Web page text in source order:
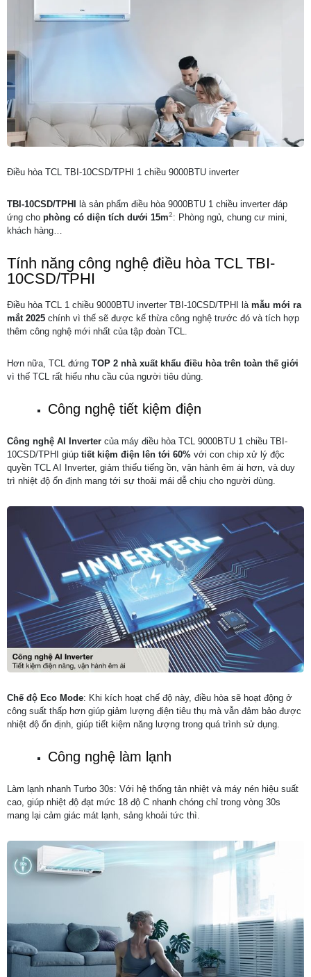
Điều hòa TCL TBI-10CSD/TPHI 1 chiều 9000BTU inverter
TBI-10CSD/TPHI
là sản phẩm điều hòa 9000BTU 1 chiều inverter đáp
ứng cho phòng có diện tích dưới 15m2: Phòng ngủ, chung cư mini,
khách hàng…
Tính năng công nghệ điều hòa TCL TBI-
10CSD/TPHI
Điều hòa TCL 1 chiều 9000BTU inverter TBI-10CSD/TPHI là mẫu mới ra
mắt 2025 chính vì thế sẽ được kế thừa công nghệ trước đó và tích hợp
thêm công nghệ mới nhất của tập đoàn TCL.
Hơn nữa, TCL đứng TOP 2 nhà xuất khẩu điều hòa trên toàn thế giới
vì thế TCL rất hiểu nhu cầu của người tiêu dùng.
Công nghệ tiết kiệm điện
Công nghệ AI Inverter của máy điều hòa TCL 9000BTU 1 chiều TBI-
10CSD/TPHI giúp tiết kiệm điện lên tới 60% với con chip xử lý độc
quyền TCL AI Inverter, giảm thiểu tiếng ồn, vận hành êm ái hơn, và duy
trì nhiệt độ ổn định mang tới sự thoải mái dễ chịu cho người dùng.
Chế độ Eco Mode: Khi kích hoạt chế độ này, điều hòa sẽ hoạt động ở
công suất thấp hơn giúp giảm lượng điện tiêu thụ mà vẫn đảm bảo được
nhiệt độ ổn định, giúp tiết kiệm năng lượng trong quá trình sử dụng.
Công nghệ làm lạnh
Làm lạnh nhanh Turbo 30s: Với hệ thống tản nhiệt và máy nén hiệu suất
cao, giúp nhiệt độ đạt mức 18 độ C nhanh chóng chỉ trong vòng 30s
mang lại cảm giác mát lạnh, sảng khoải tức thì.